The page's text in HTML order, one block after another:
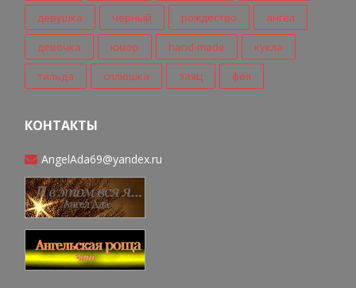
девушка черный рождество ангел
девочка юмор hand-made кукла
тильда сплюшка заяц фея
КОНТАКТЫ
AngelAda69@yandex.ru